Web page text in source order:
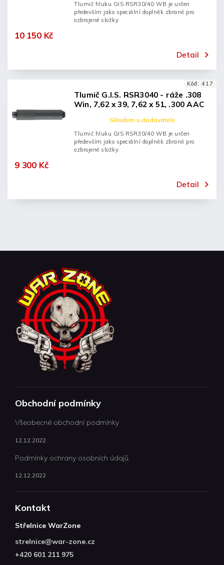
10 150 Kč
Detail
Tlumič hluku GIS RSR30/40 WB je určen
především jako speciální doplněk zbraně pro
ozbrojené složky.
Tlumič G.I.S. RSR3040 - ráže .308
Win, 7,62 x 39, 7,62 x 51, .300 AAC
Skladem u dodavatele
9 300 Kč
Detail
Tlumič hluku GIS RSR30/40 WB je určen
především jako speciální doplněk zbraně pro
ozbrojené složky.
Kód: 417
Obchodní podmínky
Všeobecné obchodní podmínky
12.12.2022
Podmínky ochrany osobních údajů.
12.12.2022
Kontakt
Střelnice WarZone
strelnice@war-zone.cz
+420 601 211 975